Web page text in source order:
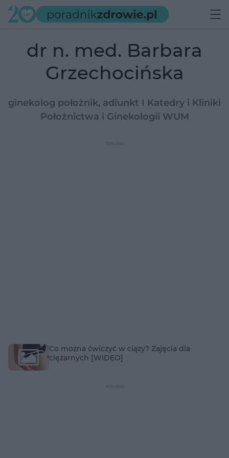
dr n. med. Barbara
Grzechocińska
ginekolog położnik, adiunkt I Katedry i Kliniki
Położnictwa i Ginekologii WUM
Co można ćwiczyć w ciąży? Zajęcia dla
ciężarnych [WIDEO]